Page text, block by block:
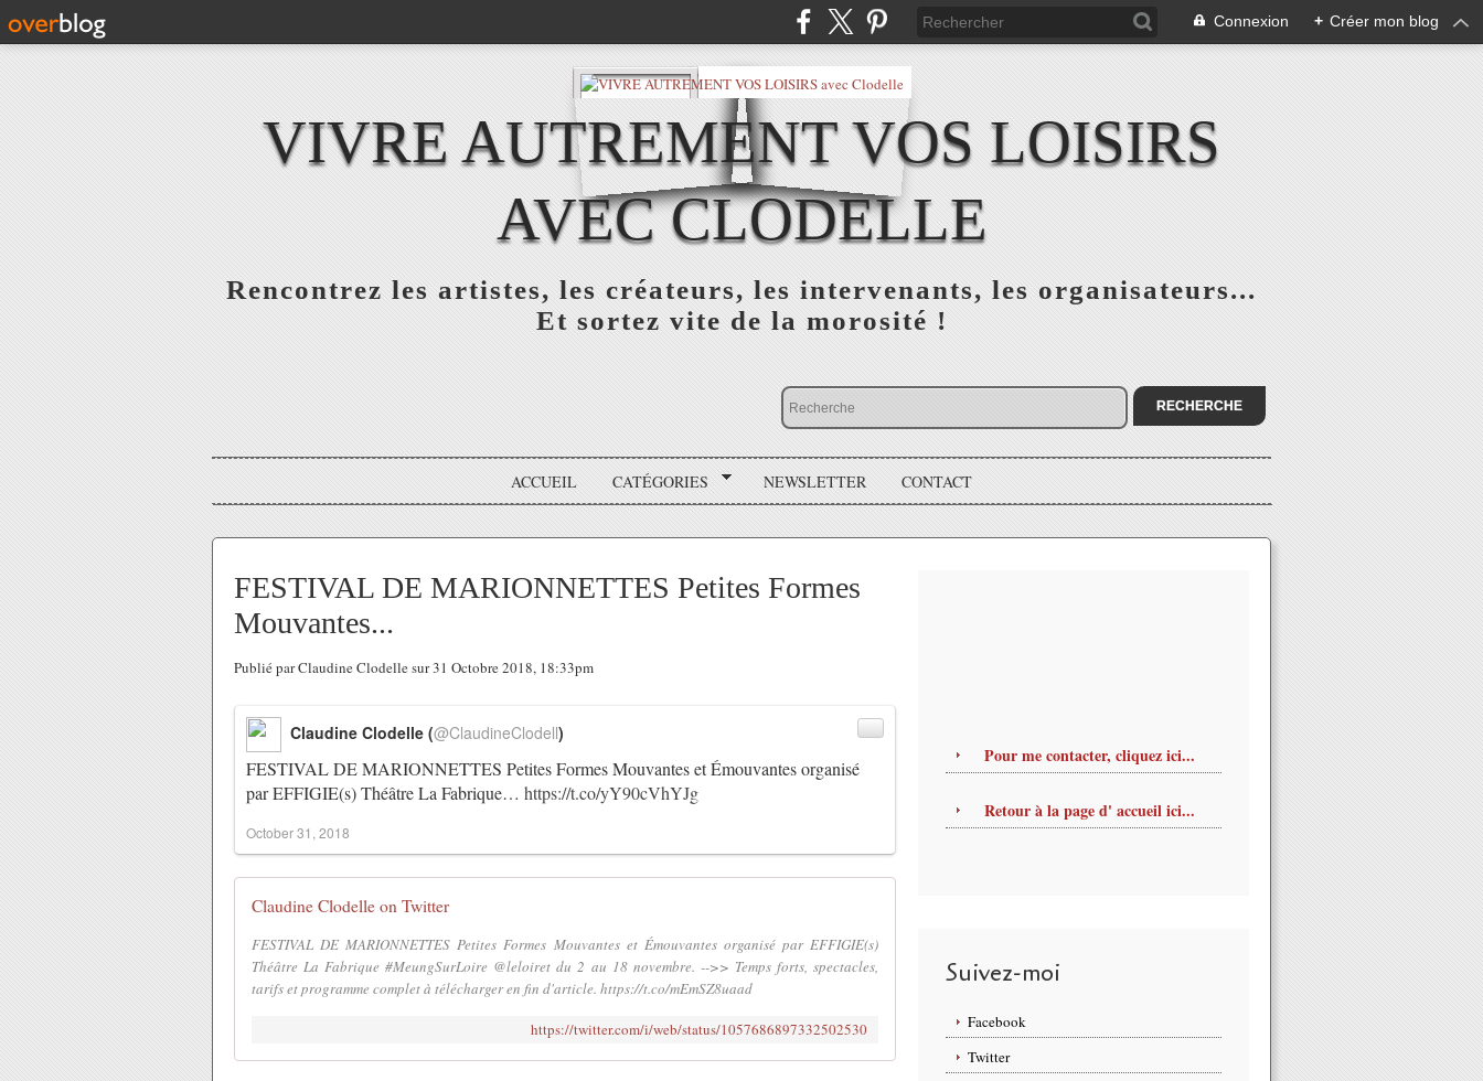
Connexion + Créer mon blog
VIVRE AUTREMENT VOS LOISIRS
AVEC CLODELLE
Rencontrez les artistes, les créateurs, les intervenants, les organisateurs...
Et sortez vite de la morosité !
ACCUEIL CATÉGORIES NEWSLETTER CONTACT
FESTIVAL DE MARIONNETTES Petites Formes
Mouvantes...
Publié par Claudine Clodelle sur 31 Octobre 2018, 18:33pm
FESTIVAL DE MARIONNETTES Petites Formes Mouvantes et Émouvantes organisé
par EFFIGIE(s) Théâtre La Fabrique… https://t.co/yY90cVhYJg
Claudine Clodelle (@ClaudineClodell)
October 31, 2018
Claudine Clodelle on Twitter
FESTIVAL DE MARIONNETTES Petites Formes Mouvantes et Émouvantes organisé par EFFIGIE(s)
Théâtre La Fabrique #MeungSurLoire @leloiret du 2 au 18 novembre. -->> Temps forts, spectacles,
tarifs et programme complet à télécharger en fin d'article. https://t.co/mEmSZ8uaad
https://twitter.com/i/web/status/1057686897332502530
Pour me contacter, cliquez ici...
Retour à la page d' accueil ici...
Suivez-moi
Facebook
Twitter